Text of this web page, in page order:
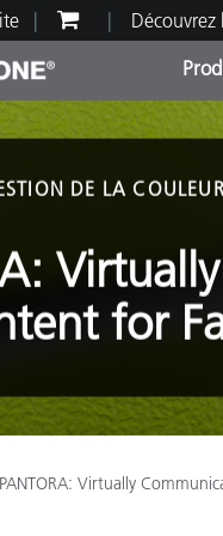
DE LA COULEUR
for
PANTORA: Virtually